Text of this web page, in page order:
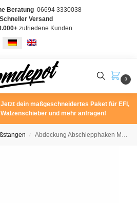
Beratung06694 3330038
Schneller Versand
zufriedene Kunden
0
dein maßgeschneidertes Paket für EFI,
und mehr anfragen!
/ Abdeckung Abschlepphaken Mercedes Benz W201 190E 16V 2.3-16 2.5-16 A2018800405